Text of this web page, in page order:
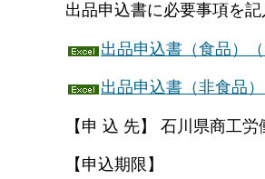
出品申込書に必要事項を
出品申込書（食品）
出品申込書（非食品
【申 込 先】 石川県商工
【申込期限】